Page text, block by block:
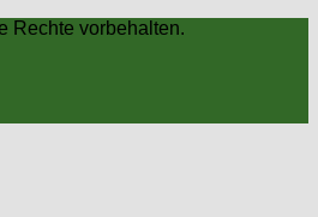
Rechte vorbehalten.